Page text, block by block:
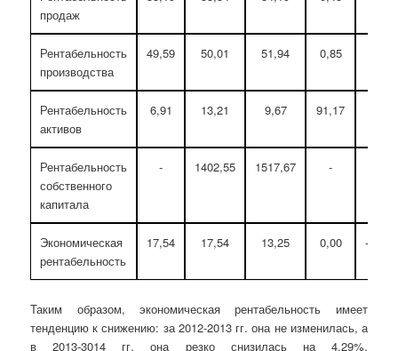
продаж
Рентабельность
производства
49,59 50,01 51,94 0,85
Рентабельность
активов
6,91 13,21 9,67 91,17
Рентабельность
собственного
капитала
- 1402,55 1517,67 -
Экономическая
рентабельность
17,54 17,54 13,25 0,00 -24,46
Таким образом, экономическая рентабельность имеет
тенденцию к снижению: за 2012-2013 гг. она не изменилась, а
в 2013-3014 гг. она резко снизилась на 4,29%.